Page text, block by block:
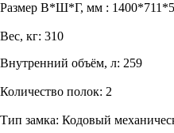
Размер В*Ш*Г, мм :
Вес, кг: 310
Внутренний объём, л: 259
Количество полок: 2
Тип замка: Кодовый